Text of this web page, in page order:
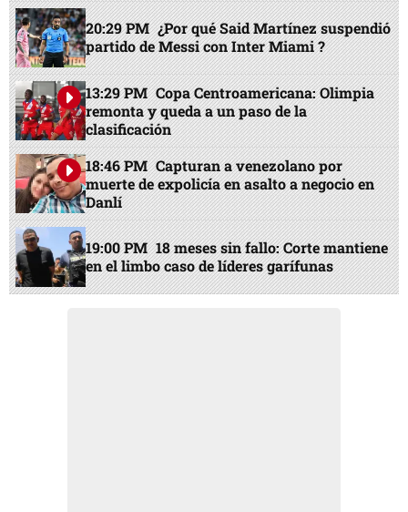
20:29 PM ¿Por qué Said Martínez suspendió
partido de Messi con Inter Miami ?
13:29 PM Copa Centroamericana: Olimpia
remonta y queda a un paso de la
clasificación
18:46 PM Capturan a venezolano por
muerte de expolicía en asalto a negocio en
Danlí
19:00 PM 18 meses sin fallo: Corte mantiene
en el limbo caso de líderes garífunas